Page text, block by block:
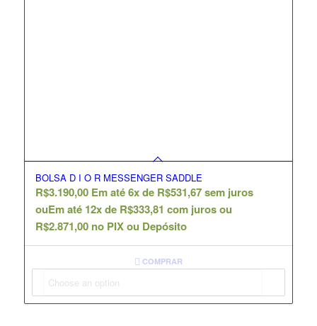
BOLSA D I O R MESSENGER SADDLE
R$3.190,00 Em até 6x de R$531,67sem juros
ouEm até 12x de R$333,81 com juros ou
R$2.871,00 no PIX ou Depósito
COMPRAR